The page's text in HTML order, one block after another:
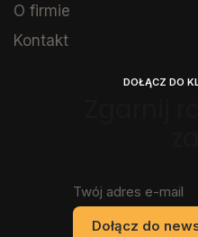
O firmie
Kontakt
DOŁĄCZ DO
Twój adres e-mail
Dołącz do